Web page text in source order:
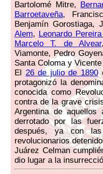
Bartolomé Mitre,
Barroetaveña,
Benjamín
Alem, Leonardo
Marcelo T. de Alvear
Viamonte, Pedro
Santa Coloma y
El 26 de julio de 1890
protagonizó la
conocida como
contra de la grave
Argentina de
derrotado por las
después, ya con
revolucionarios
Juárez Celman
dio lugar a la